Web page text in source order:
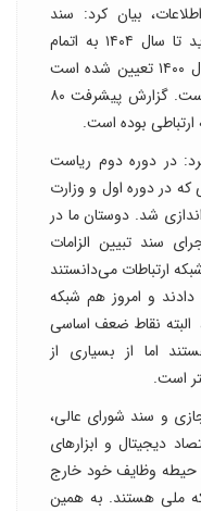
بیان کرد: سند
عملیاتی شبکه ملی اطلاعات اهداف، باید تا سال ۱۴۰۴ به اتمام
برسد و برخی اهداف نیز برای پایان سال ۱۴۰۰ تعیین شده است
که تا کنون ۲۵ درصد آنها محقق شده است. گزارش پیشرفت ۸۰
بوده است.
در دوره دوم ریاست
که در دوره اول و وزارت
شد. دوستان ما در
سند تبیین الزامات
ارتباطات می‌دانستند
و امروز هم شبکه
البته نقاط ضعف اساسی
اما از بسیاری از
است.
و سند شورای عالی،
دیجیتال و ابزارهای
حیطه وظایف خود خارج
ملی هستند. به همین